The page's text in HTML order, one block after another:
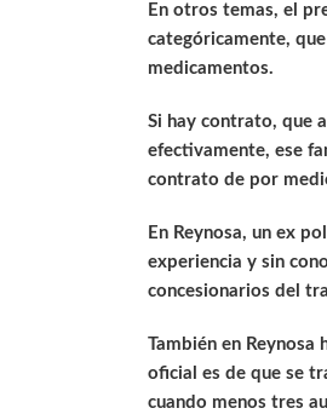
En otros temas, el
categóricamente,
medicamentos.
Si hay contrato, que
efectivamente, ese
contrato de por
En Reynosa, un ex
experiencia y sin
concesionarios del
También en
oficial es de que se
cuando menos tres